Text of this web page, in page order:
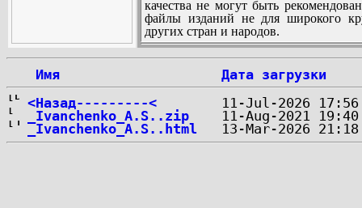
качества не могут быть
файлы изданий не для широкого
других стран и народов.
Имя
Дата загрузки
<Назад---------<
_Ivanchenko_A.S..zip
_Ivanchenko_A.S..html